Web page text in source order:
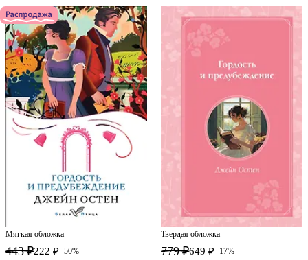
Мягкая обложка
443 ₽222 ₽ -50%
Твердая обложка
779 ₽649 ₽ -17%